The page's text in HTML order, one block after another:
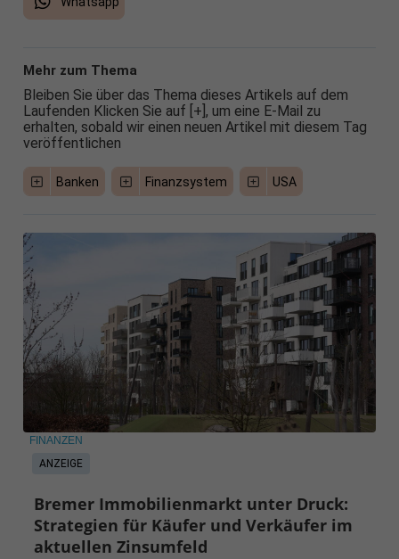
Mehr zum Thema
Bleiben Sie über das Thema dieses Artikels auf dem
Laufenden Klicken Sie auf [+], um eine E-Mail zu
erhalten, sobald wir einen neuen Artikel mit diesem Tag
veröffentlichen
Banken Finanzsystem USA
ANZEIGE
FINANZEN
Bremer Immobilienmarkt unter Druck:
Strategien für Käufer und Verkäufer im
aktuellen Zinsumfeld